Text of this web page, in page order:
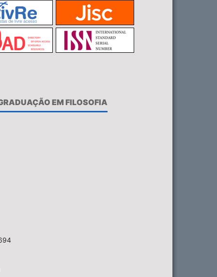
EM FILOSOFIA